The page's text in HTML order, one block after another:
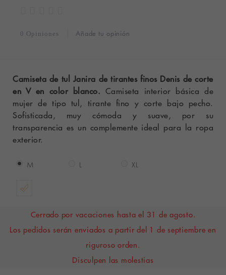
0 Opiniones Añade tu opinión
Camiseta de tul Janira de tirantes finos Denis de corte
en V en color blanco. Camiseta interior básica de
mujer de tipo tul, tirante fino y corte bajo pecho.
Sofisticada, muy cómoda y suave, por su
transparencia es un complemente ideal para la ropa
exterior.
M L XL
Cerrado por vacaciones hasta el 31 de agosto.
Los pedidos serán enviados a partir del 1 de septiembre en
riguroso orden.
Disculpen las molestias